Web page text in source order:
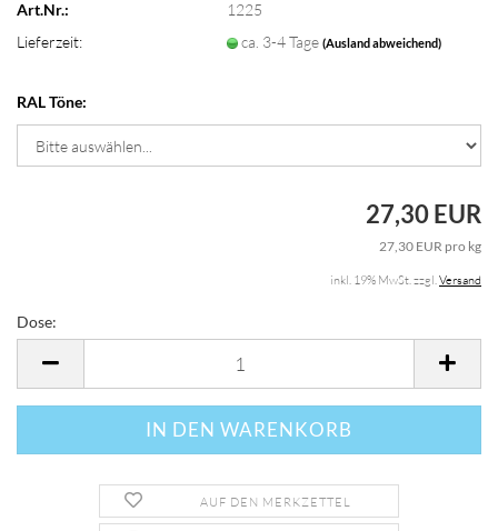
Art.Nr.:
1225
Lieferzeit:
ca. 3-4 Tage(Ausland abweichend)
RAL Töne:
27,30 EUR
27,30 EUR pro kg
inkl. 19% MwSt. zzgl.Versand
Dose:
AUF DEN MERKZETTEL